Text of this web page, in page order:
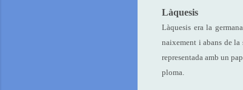
Làquesis
Làquesis era la
naixement i abans de la
representada amb un
ploma.